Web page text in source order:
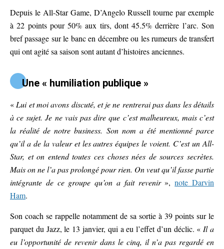
Depuis le All-Star Game, D’Angelo Russell tourne par exemple
à 22 points pour 50% aux tirs, dont 45.5% derrière l’arc. Son
bref passage sur le banc en décembre ou les rumeurs de transfert
qui ont agité sa saison sont autant d’histoires anciennes.
Une « humiliation publique »
«Lui et moi avons discuté, et je ne rentrerai pas dans les détails
à ce sujet. Je ne vais pas dire que c’est malheureux, mais c’est
la réalité de notre business. Son nom a été mentionné parce
qu’il a de la valeur et les autres équipes le voient. C’est un All-
Star, et on entend toutes ces choses nées de sources secrètes.
Mais on ne l’a pas prolongé pour rien. On veut qu’il fasse partie
intégrante de ce groupe qu’on a fait revenir»,note Darvin
Ham.
Son coach se rappelle notamment de sa sortie à 39 points sur le
parquet du Jazz, le 13 janvier, qui a eu l’effet d’un déclic. «Il a
eu l’opportunité de revenir dans le cinq, il n’a pas regardé en